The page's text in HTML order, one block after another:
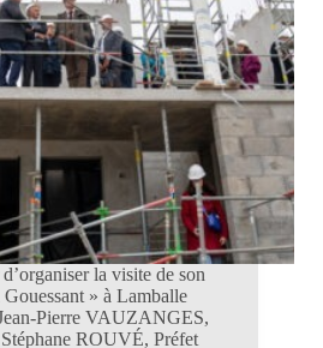
la visite de son
» à Lamballe
Pierre VAUZANGES,
ROUVÉ, Préfet